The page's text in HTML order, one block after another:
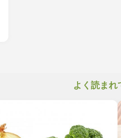
よく読ま